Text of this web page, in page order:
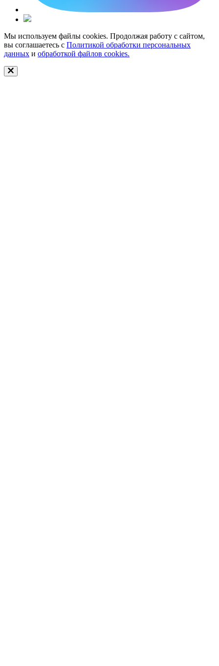
Мы используем файлы cookies. Продолжая работу с сайтом,
вы соглашаетесь с Политикой обработки персональных
данных и обработкой файлов cookies.